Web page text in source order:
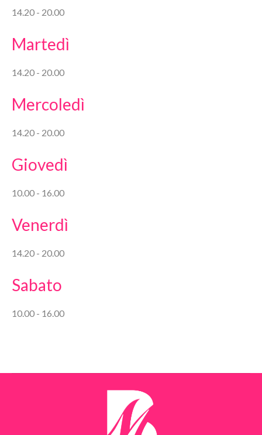
14.20 - 20.00
Martedì
14.20 - 20.00
Mercoledì
14.20 - 20.00
Giovedì
10.00 - 16.00
Venerdì
14.20 - 20.00
Sabato
10.00 - 16.00